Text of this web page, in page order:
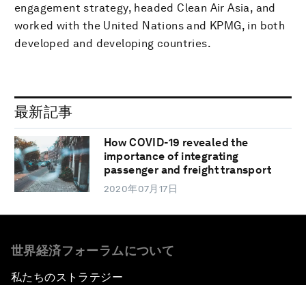
engagement strategy, headed Clean Air Asia, and
worked with the United Nations and KPMG, in both
developed and developing countries.
最新記事
How COVID-19 revealed the
importance of integrating
passenger and freight transport
2020年07月17日
世界経済フォーラムについて
私たちのストラテジー